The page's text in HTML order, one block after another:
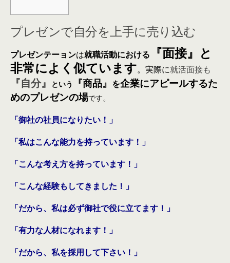
プレゼンで自分を上手に売り込む
プレゼンテーョンは就職活動における 『面接』
と
非常によく似ています。実際に就活面接も
『自分』 という 『商品』 を企業にアピールするた
めのプレゼンの場です。
「御社の社員になりたい！」
「私はこんな能力を持っています！」
「こんな考え方を持っています！」
「こんな経験もしてきました！」
「だから、私は必ず御社で役に立てます！」
「有力な人材になれます！」
「だから、私を採用して下さい！」